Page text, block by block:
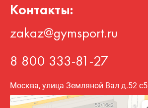
Контакты:
zakaz@gymsport.ru
8 800 333-81-27
Москва, улица Земляной Вал д.52 с5